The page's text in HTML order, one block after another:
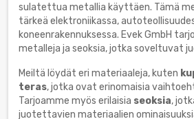
sulatettua metallia käyttäen. Tämä
tärkeä elektroniikassa,
koneenrakennuksessa. Evek GmbH
metalleja ja seoksia, jotka soveltuvat
Meiltä löydät eri materiaaleja, kuten
teras, jotka ovat erinomaisia
Tarjoamme myös erilaisia seoksia,
juotettavien materiaalien